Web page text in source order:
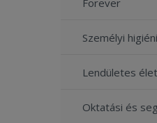
Személyi
Lendületes
Oktatási és